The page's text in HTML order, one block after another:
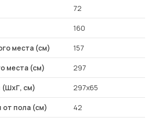
72
160
места (см) 157
места (см) 297
(ШхГ, см) 297х65
от пола (см) 42